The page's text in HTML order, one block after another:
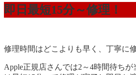
即日最短15分～修理！
修理時間はどこよりも早く、丁寧に
Apple正規店さんでは2～4時間待ち